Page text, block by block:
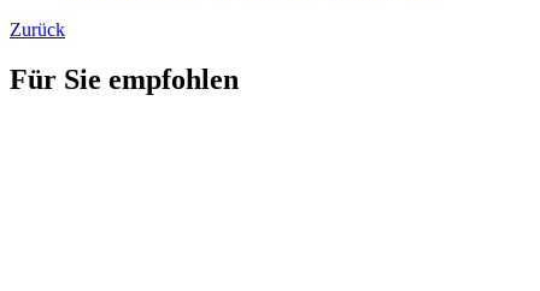
Zurück
Für Sie empfohlen